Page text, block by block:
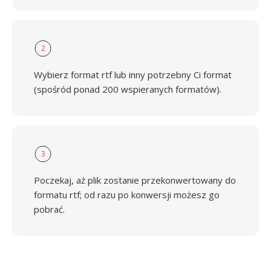
2
Wybierz format rtf lub inny potrzebny Ci format
(spośród ponad 200 wspieranych formatów).
3
Poczekaj, aż plik zostanie przekonwertowany do
formatu rtf; od razu po konwersji możesz go
pobrać.